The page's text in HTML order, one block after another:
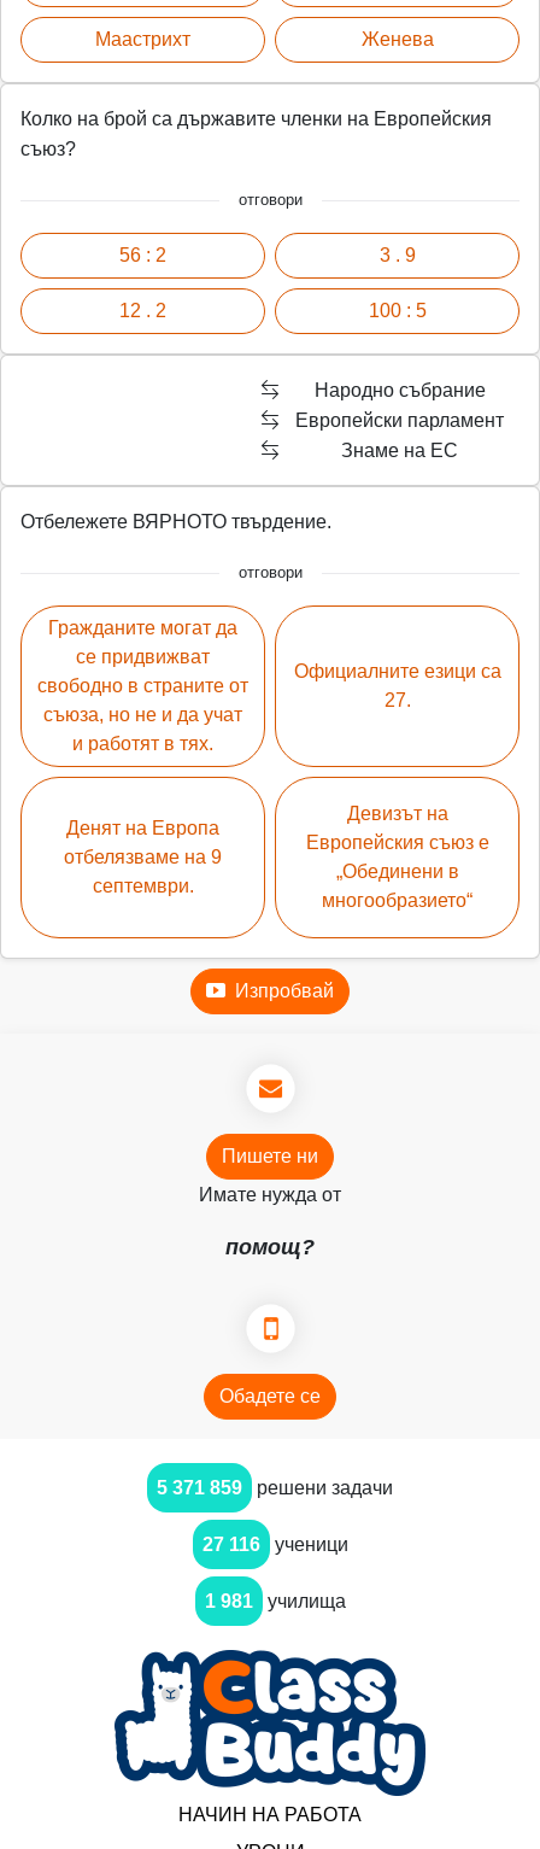
Маастрихт Женева
Колко на брой са държавите членки на Европейския
съюз?
отговори
56 : 2
12 . 2
3 . 9
100 : 5
Народно събрание
Европейски парламент
Знаме на ЕС
Отбележете ВЯРНОТО твърдение.
отговори
Гражданите могат да
се придвижват
свободно в страните от
съюза, но не и да учат
и работят в тях.
Денят на Европа
отбелязваме на 9
септември.
Официалните езици са
27.
Девизът на
Европейския съюз е
„Обединени в
многообразието“
Изпробвай
Пишете ни
Имате нужда от
помощ?
Обадете се
5 371 859 решени задачи
27 116 ученици
1 981 училища
НАЧИН НА РАБОТА